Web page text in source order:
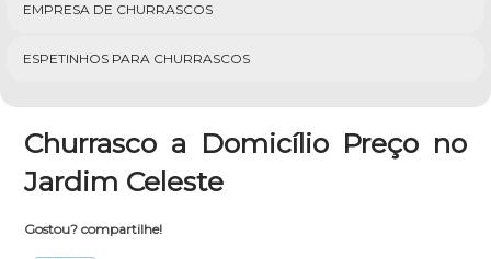
EMPRESA DE CHURRASCOS
ESPETINHOS PARA CHURRASCOS
Churrasco a Domicílio Preço no
Jardim Celeste
Gostou? compartilhe!